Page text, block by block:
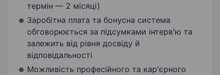
термін — 2 місяці)
Заробітна плата та бонусна система
обговорюється за підсумками інтерв'ю та
залежить від рівня досвіду й
відповідальності
Можливість професійного та кар'єрного